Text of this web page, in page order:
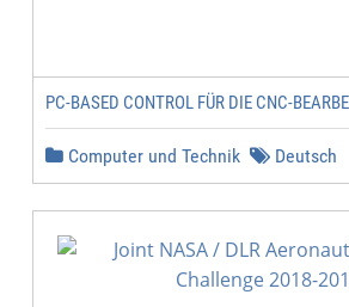
PC-BASED CONTROL FÜR DIE CNC-
Computer und Technik Deutsch